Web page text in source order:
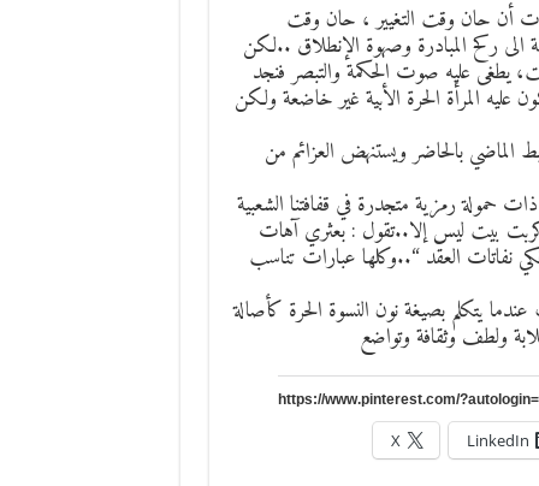
أن حان وقت التغيير ، حان وقت
ركح المبادرة وصهوة الإنطلاق ..لكن
يطغى عليه صوت الحكمة والتبصر فنجد
عليه المرأة الحرة الأبية غير خاضعة ولكن
الماضي بالحاضر ويستنهض العزائم من
حمولة رمزية متجدرة في قفافتنا الشعبية
كربت بيت ليس إلا..تقول : بعثري آهات
نفاتات العقد “..وكلها عبارات تناسب
يتكلم بصيغة نون النسوة الحرة كأصالة
ولطف وثقافة وتواضع
LinkedIn
X